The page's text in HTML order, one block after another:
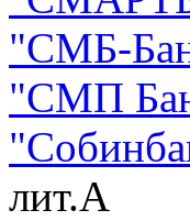
"СМБ-
"СМП
"
лит.А